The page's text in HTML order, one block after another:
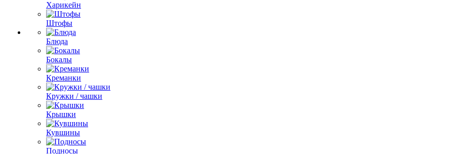
Харикейн
Штофы
Блюда
Бокалы
Креманки
Кружки / чашки
Крышки
Кувшины
Подносы